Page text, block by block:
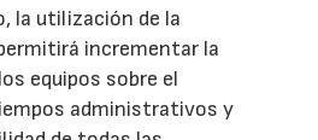
la utilización de la
incrementar la
equipos sobre el
administrativos y